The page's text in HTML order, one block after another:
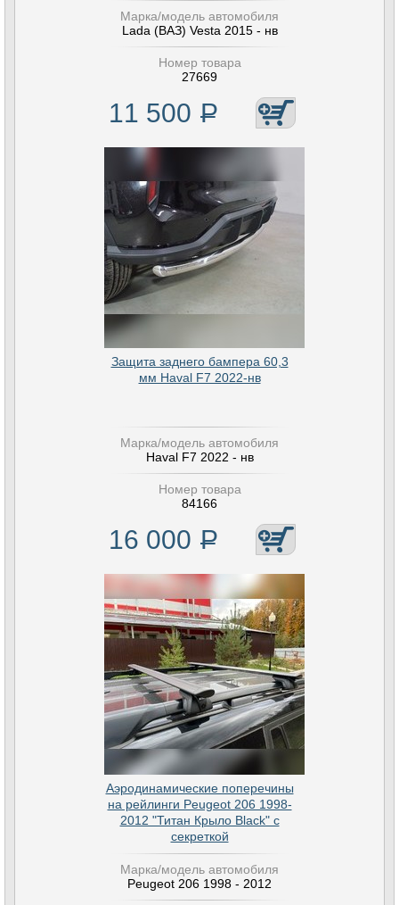
Марка/модель автомобиля
Lada (ВАЗ) Vesta 2015 - нв
Номер товара
27669
11 500 Р
Защита заднего бампера 60,3
мм Haval F7 2022-нв
Марка/модель автомобиля
Haval F7 2022 - нв
Номер товара
84166
16 000 Р
Аэродинамические поперечины
на рейлинги Peugeot 206 1998-
2012 "Титан Крыло Black" с
секреткой
Марка/модель автомобиля
Peugeot 206 1998 - 2012